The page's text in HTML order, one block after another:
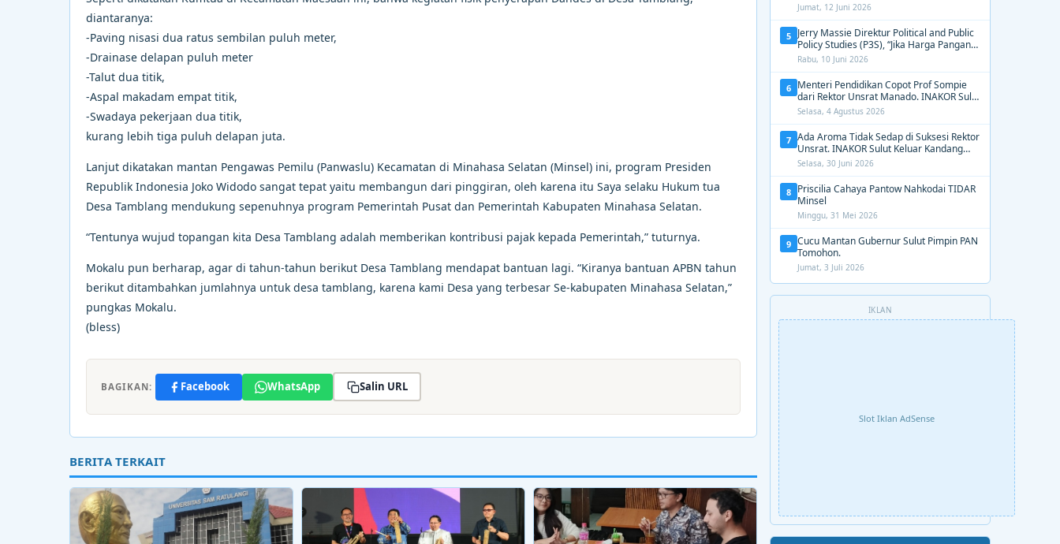
diantaranya:
-Paving nisasi dua ratus sembilan puluh meter,
-Drainase delapan puluh meter
-Talut dua titik,
-Aspal makadam empat titik,
-Swadaya pekerjaan dua titik,
kurang lebih tiga puluh delapan juta.
Lanjut dikatakan mantan Pengawas Pemilu (Panwaslu) Kecamatan di Minahasa Selatan (Minsel) ini, program Presiden
Republik Indonesia Joko Widodo sangat tepat yaitu membangun dari pinggiran, oleh karena itu Saya selaku Hukum tua
Desa Tamblang mendukung sepenuhnya program Pemerintah Pusat dan Pemerintah Kabupaten Minahasa Selatan.
“Tentunya wujud topangan kita Desa Tamblang adalah memberikan kontribusi pajak kepada Pemerintah,” tuturnya.
Mokalu pun berharap, agar di tahun-tahun berikut Desa Tamblang mendapat bantuan lagi. “Kiranya bantuan APBN tahun
berikut ditambahkan jumlahnya untuk desa tamblang, karena kami Desa yang terbesar Se-kabupaten Minahasa Selatan,”
pungkas Mokalu.
(bless)
BAGIKAN: Facebook WhatsApp Salin URL
BERITA TERKAIT
2026 Apex Drag Championship
Jumat, 12 Juni 2026
5 Jerry Massie Direktur Political and Public
Policy Studies (P3S), “Jika Harga Pangan
Tak Terkendali, Zulhas dan Budi Santoso
Tak Layak Dipertahankan”
Rabu, 10 Juni 2026
6 Menteri Pendidikan Copot Prof Sompie
dari Rektor Unsrat Manado. INAKOR Sulut
Kawal Unsur Pidana dan Siap Bongkar
Aroma Busuk di Suksesi Rektor
Selasa, 4 Agustus 2026
7 Ada Aroma Tidak Sedap di Suksesi Rektor
Unsrat. INAKOR Sulut Keluar Kandang
Kawal Proses Seleksi
Selasa, 30 Juni 2026
8 Priscilia Cahaya Pantow Nahkodai TIDAR
Minsel
Minggu, 31 Mei 2026
9 Cucu Mantan Gubernur Sulut Pimpin PAN
Tomohon.
Jumat, 3 Juli 2026
IKLAN
Slot Iklan AdSense